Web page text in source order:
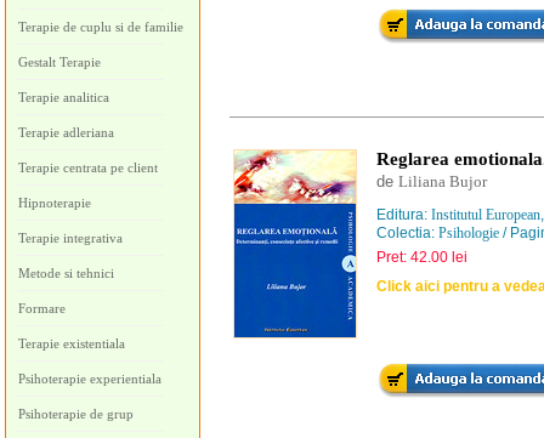
Terapie de cuplu si de familie
Gestalt Terapie
Terapie analitica
Terapie adleriana
Terapie centrata pe client
Hipnoterapie
Terapie integrativa
Metode si tehnici
Formare
Terapie existentiala
Psihoterapie experientiala
Psihoterapie de grup
Reglarea
de Liliana Bujor
Editura: Institutul European
Colectia: Psihologie /
Pret: 42.00 lei
Click aici pentru a